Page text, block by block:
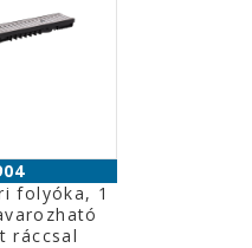
folyóka, 1
ráccsal